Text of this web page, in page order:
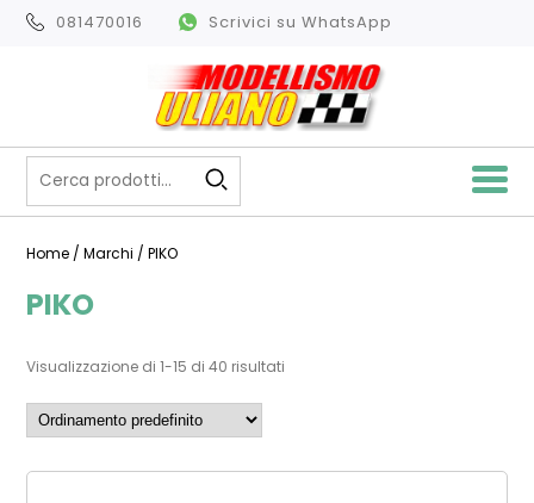
081470016 Scrivici su WhatsApp
Home / Marchi / PIKO
PIKO
Visualizzazione di 1-15 di 40 risultati